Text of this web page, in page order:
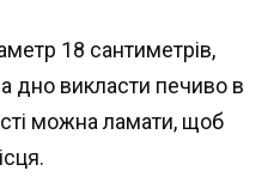
18 сантиметрів,
дно викласти печиво в
можна ламати, щоб